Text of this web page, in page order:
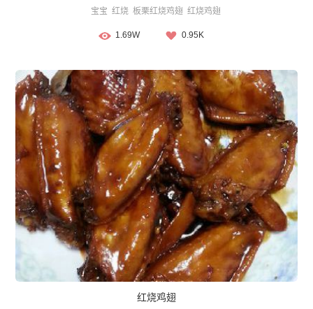
宝宝 红烧 板栗红烧鸡翅 红烧鸡翅
1.69W 0.95K
红烧鸡翅